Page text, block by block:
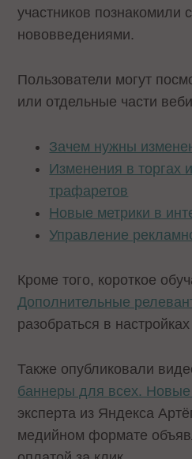
участников познакомили
нововведениями.
Пользователи могут
или отдельные части
Зачем нужны
Изменения в торгах
трафаретов
Новые метрики в
Управление
Кроме того, короткое
Дополнительные
разобраться в
Также опубликовали
баннеры для всех. Новые
эксперта из Яндекса
медийном формате